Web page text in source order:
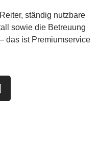
ständig nutzbare
sowie die Betreuung
das ist Premiumservice